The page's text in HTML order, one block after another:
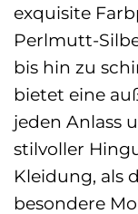
exquisite
Perlmutt-
bis hin zu
bietet eine
jeden Anlass
stilvoller
Kleidung, als
besondere